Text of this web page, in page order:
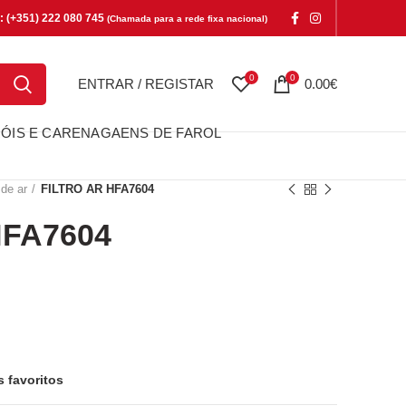
(+351) 222 080 745 (Chamada para a rede fixa nacional)
ENTRAR / REGISTAR 0 0 0.00€
E CARENAGAENS DE FAROL
ar FILTRO AR HFA7604
favoritos